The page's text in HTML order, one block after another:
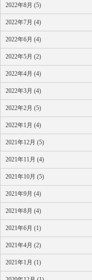
2022年8月 (5)
2022年7月 (4)
2022年6月 (4)
2022年5月 (2)
2022年4月 (4)
2022年3月 (4)
2022年2月 (5)
2022年1月 (4)
2021年12月 (5)
2021年11月 (4)
2021年10月 (5)
2021年9月 (4)
2021年8月 (4)
2021年6月 (1)
2021年4月 (2)
2021年1月 (1)